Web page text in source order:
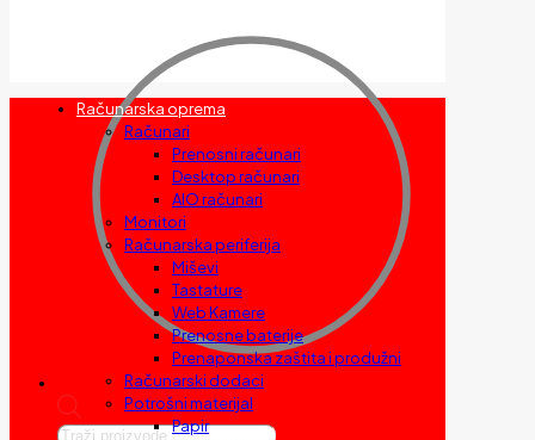
Products
Računarska oprema
Računari
Prenosni računari
Desktop računari
AIO računari
Monitori
Računarska periferija
Miševi
Tastature
Web Kamere
Prenosne baterije
Prenaponska zaštita i produžni
Računarski dodaci
Potrošni materijal
Papir